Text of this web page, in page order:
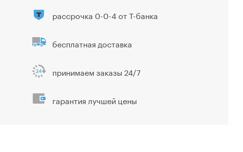
рассрочка 0-0-4 от Т-банка
бесплатная доставка
принимаем заказы 24/7
гарантия лучшей цены